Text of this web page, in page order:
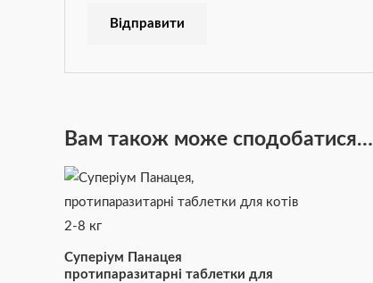
Вам також може сподобатися…
Суперіум Панацея
протипаразитарні таблетки для